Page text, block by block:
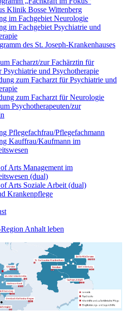
Klinik Bosse Wittenberg
im Fachgebiet Neurologie
im Fachgebiet Psychiatrie und
des St. Joseph-Krankenhauses
Facharzt/zur Fachärztin für
und Psychotherapie
zum Facharzt für Psychiatrie und
zum Facharzt für Neurologie
Psychotherapeuten/zur
Pflegefachfrau/Pflegefachmann
Kauffrau/Kaufmann im
Arts Management im
(dual)
Arts Soziale Arbeit (dual)
Krankenpflege
Anhalt leben